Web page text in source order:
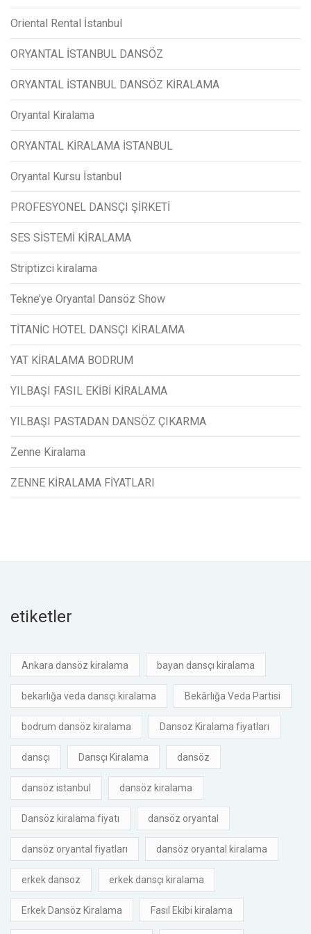
Oriental Rental İstanbul
ORYANTAL İSTANBUL DANSÖZ
ORYANTAL İSTANBUL DANSÖZ KİRALAMA
Oryantal Kiralama
ORYANTAL KİRALAMA İSTANBUL
Oryantal Kursu İstanbul
PROFESYONEL DANSÇI ŞİRKETİ
SES SİSTEMİ KİRALAMA
Striptizci kiralama
Tekne’ye Oryantal Dansöz Show
TİTANİC HOTEL DANSÇI KİRALAMA
YAT KİRALAMA BODRUM
YILBAŞI FASIL EKİBİ KİRALAMA
YILBAŞI PASTADAN DANSÖZ ÇIKARMA
Zenne Kiralama
ZENNE KİRALAMA FİYATLARI
etiketler
Ankara dansöz kiralama bayan dansçı kiralama
bekarlığa veda dansçı kiralama Bekârlığa Veda Partisi
bodrum dansöz kiralama Dansoz Kiralama fiyatları
dansçı Dansçı Kiralama dansöz
dansöz istanbul dansöz kiralama
Dansöz kiralama fiyatı dansöz oryantal
dansöz oryantal fiyatları dansöz oryantal kiralama
erkek dansoz erkek dansçı kiralama
Erkek Dansöz Kiralama Fasıl Ekibi kiralama